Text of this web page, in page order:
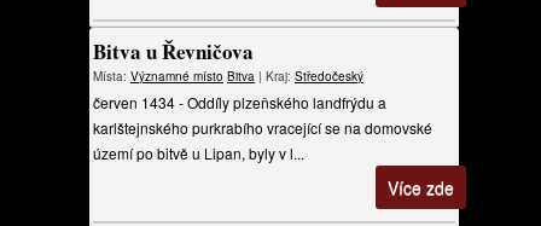
Bitva u Řevničova
Místa: Významné místo Bitva | Kraj: Středočeský
červen 1434 - Oddíly plzeňského landfrýdu a
karlštejnského purkrabího vracející se na domovské
území po bitvě u Lipan, byly v l...
Více zde